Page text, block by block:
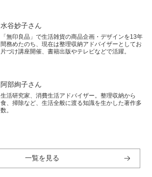
水谷妙子さん
「無印良品」で生活雑貨の商品企画・デザインを13年
間務めたのち、現在は整理収納アドバイザーとしてお
片づけ講座開催、書籍出版やテレビなどで活躍。
阿部絢子さん
生活研究家、消費生活アドバイザー。整理収納から
食、掃除など、生活全般に渡る知識を生かした著作多
数。
一覧を見る